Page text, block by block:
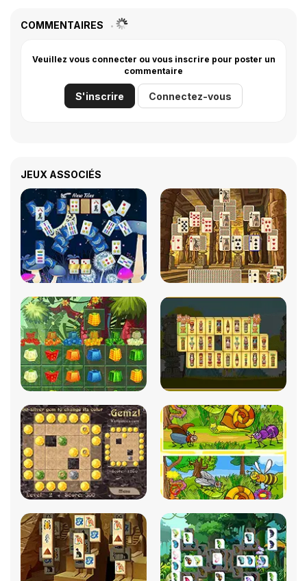
COMMENTAIRES
Veuillez vous connecter ou vous inscrire pour poster un
commentaire
S'inscrire Connectez-vous
JEUX ASSOCIÉS